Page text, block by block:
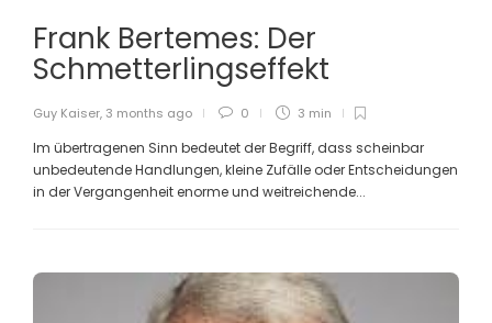
Frank Bertemes: Der
Schmetterlingseffekt
Guy Kaiser, 3 months ago 0 3 min
Im übertragenen Sinn bedeutet der Begriff, dass scheinbar
unbedeutende Handlungen, kleine Zufälle oder Entscheidungen
in der Vergangenheit enorme und weitreichende...